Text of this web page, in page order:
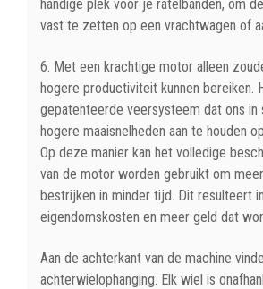
handige plek voor je ratelbanden, om
vast te zetten op een vrachtwagen of
6. Met een krachtige motor alleen
hogere productiviteit kunnen bereiken.
gepatenteerde veersysteem dat ons in
hogere maaisnelheden aan te houden
Op deze manier kan het volledige
van de motor worden gebruikt om
bestrijken in minder tijd. Dit resulteert
eigendomskosten en meer geld dat
Aan de achterkant van de machine
achterwielophanging. Elk wiel is